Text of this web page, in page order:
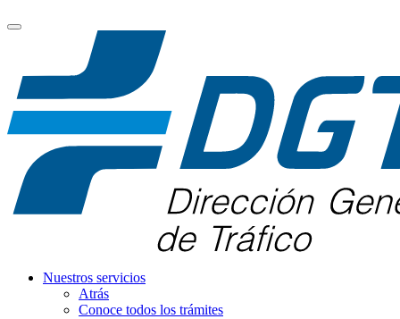
Nuestros servicios
Atrás
Conoce todos los trámites